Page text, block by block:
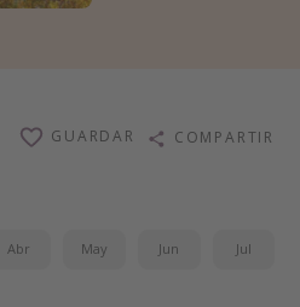
GUARDAR COMPARTIR
Abr May Jun Jul